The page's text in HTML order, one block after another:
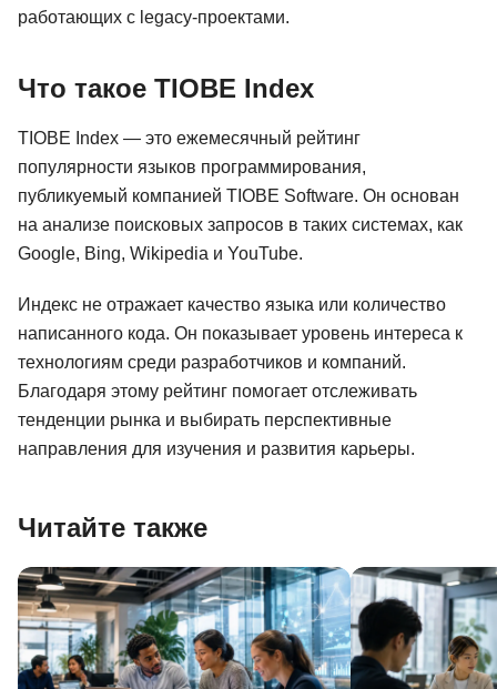
работающих с legacy-проектами.
Что такое TIOBE Index
TIOBE Index — это ежемесячный рейтинг
популярности языков программирования,
публикуемый компанией TIOBE Software. Он основан
на анализе поисковых запросов в таких системах, как
Google, Bing, Wikipedia и YouTube.
Индекс не отражает качество языка или количество
написанного кода. Он показывает уровень интереса к
технологиям среди разработчиков и компаний.
Благодаря этому рейтинг помогает отслеживать
тенденции рынка и выбирать перспективные
направления для изучения и развития карьеры.
Читайте также